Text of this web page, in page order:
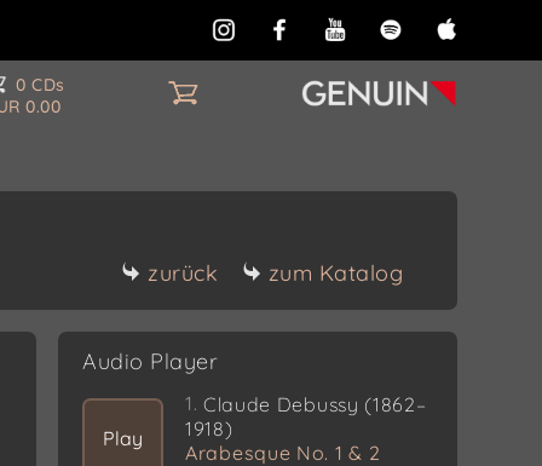
0 CDs
0.00
zurück zum Katalog
Audio Player
Play
1. Claude Debussy (1862–
1918)
Arabesque No. 1 & 2